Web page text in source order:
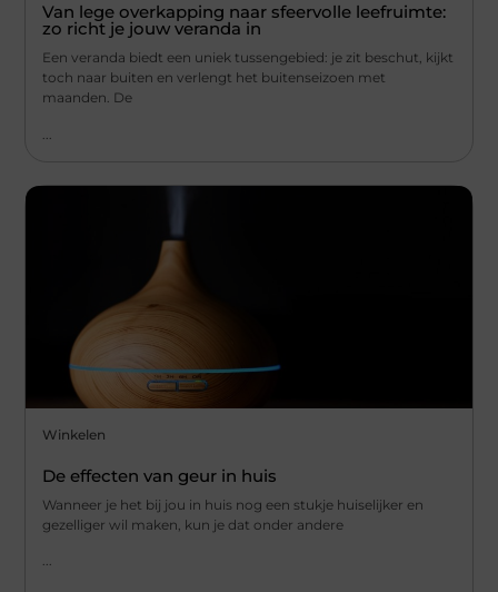
Van lege overkapping naar sfeervolle leefruimte:
zo richt je jouw veranda in
Een veranda biedt een uniek tussengebied: je zit beschut, kijkt
toch naar buiten en verlengt het buitenseizoen met
maanden. De
Winkelen
De effecten van geur in huis
Wanneer je het bij jou in huis nog een stukje huiselijker en
gezelliger wil maken, kun je dat onder andere